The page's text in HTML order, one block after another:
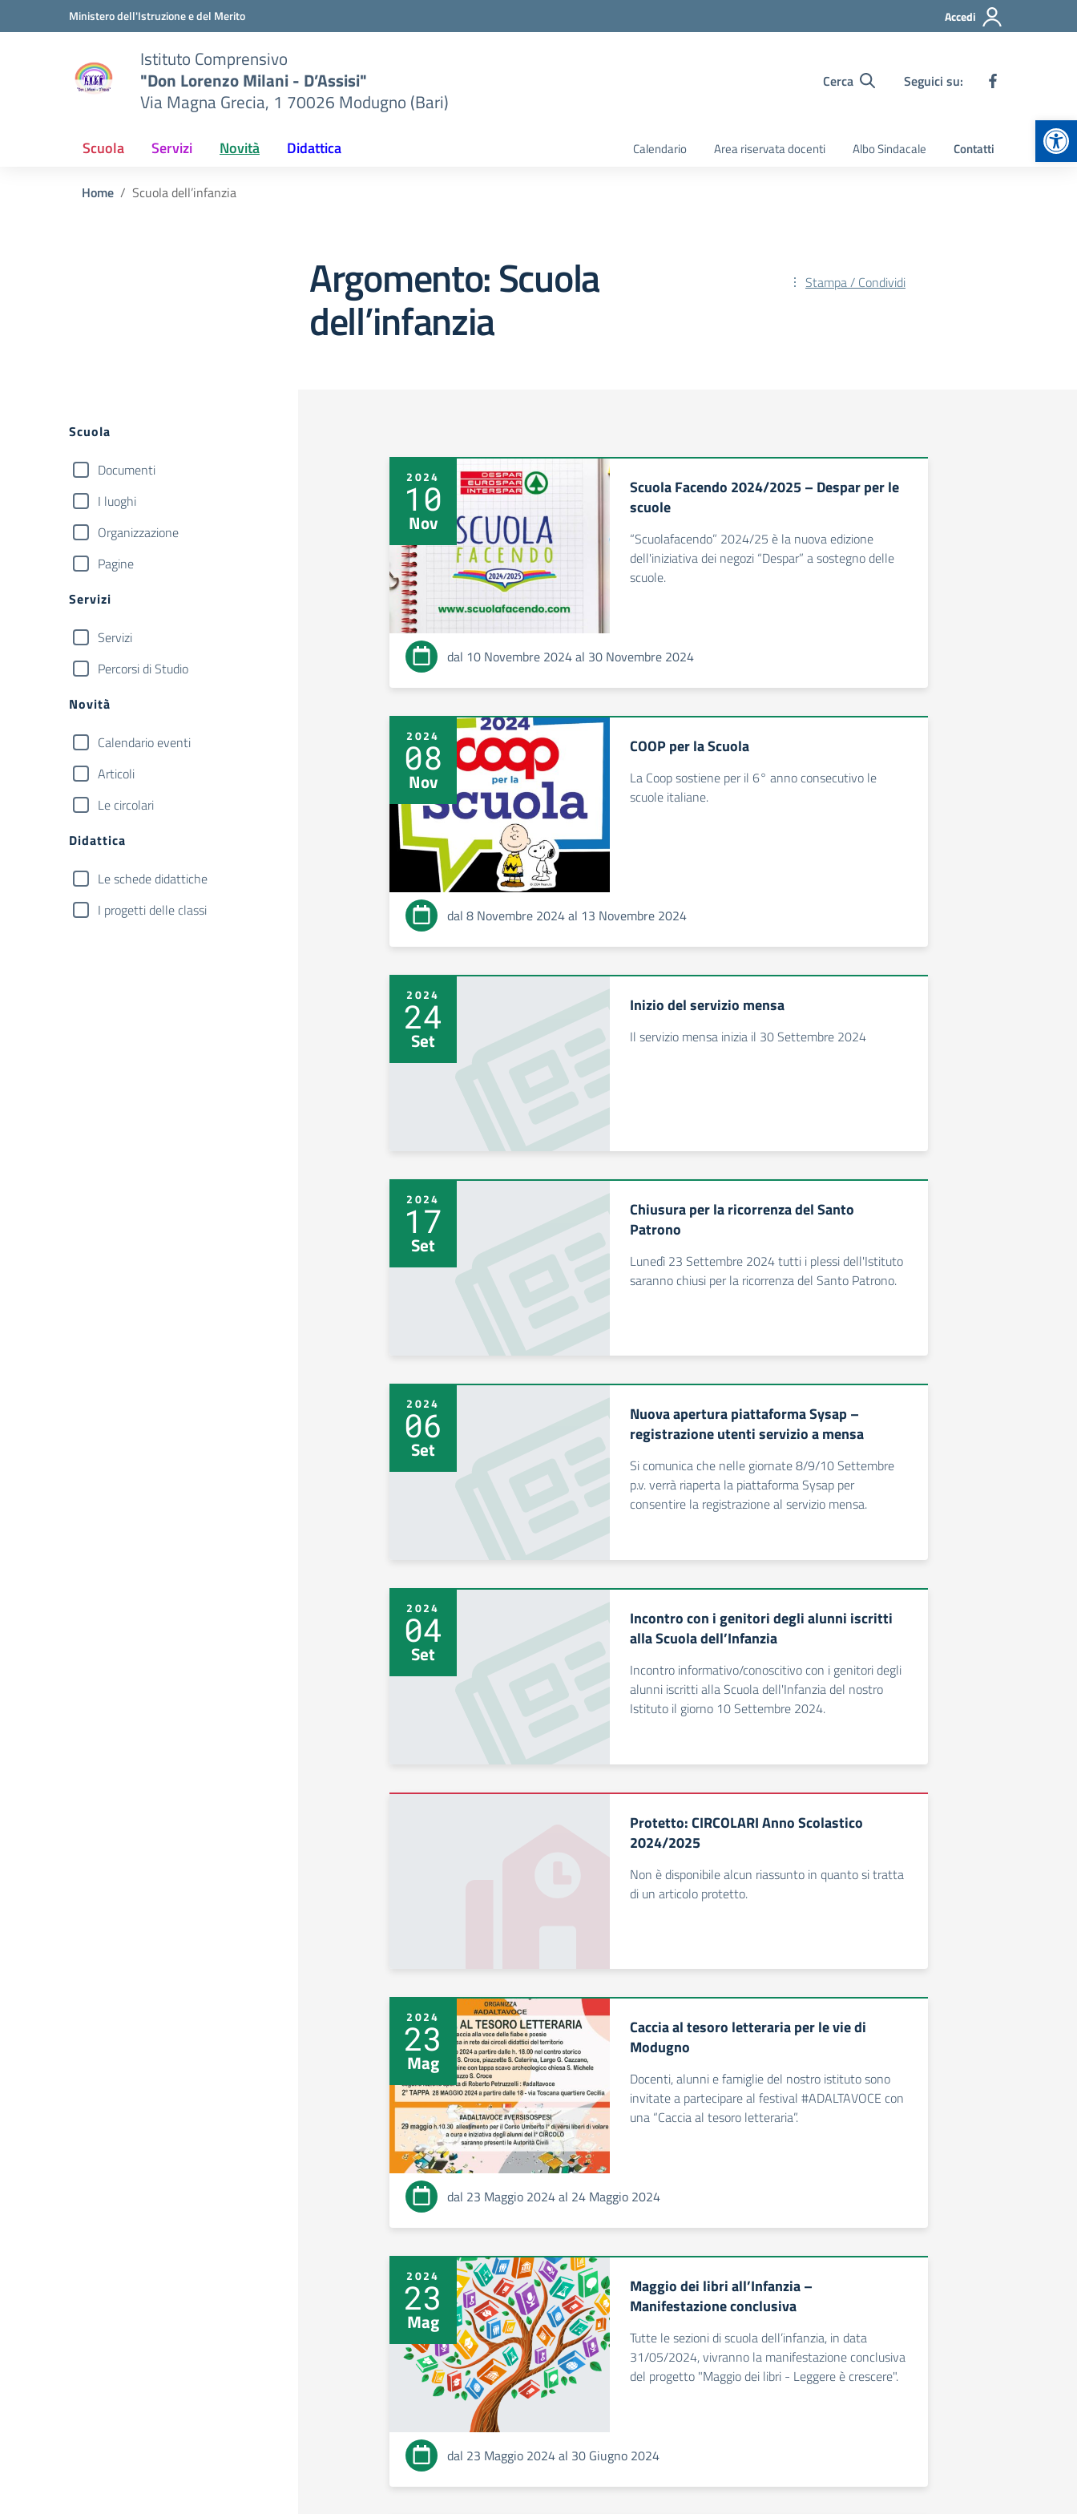
Vai ai contenuti
Vai al menu di navigazioneMinistero dell'Istruzione e del Merito Accedi
Istituto Comprensivo
"Don Lorenzo Milani - D’Assisi"
Via Magna Grecia, 1 70026 Modugno (Bari)
Cerca Seguici su:
Scuola Servizi Novità Didattica Calendario Area riservata docenti Albo Sindacale Contatti
Home Scuola dell’infanzia
Argomento: Scuola
dell’infanzia
Stampa / Condividi
Filtri
Scuola
Documenti
I luoghi
Organizzazione
Pagine
Servizi
Servizi
Percorsi di Studio
Novità
Calendario eventi
Articoli
Le circolari
Didattica
Le schede didattiche
I progetti delle classi
2024
10
Nov
Scuola Facendo 2024/2025 – Despar per le
scuole
“Scuolafacendo” 2024/25 è la nuova edizione
dell'iniziativa dei negozi “Despar” a sostegno delle
scuole.
dal 10 Novembre 2024 al 30 Novembre 2024
2024
08
Nov
COOP per la Scuola
La Coop sostiene per il 6° anno consecutivo le
scuole italiane.
dal 8 Novembre 2024 al 13 Novembre 2024
2024
24
Set
Inizio del servizio mensa
Il servizio mensa inizia il 30 Settembre 2024
2024
17
Set
Chiusura per la ricorrenza del Santo
Patrono
Lunedì 23 Settembre 2024 tutti i plessi dell'Istituto
saranno chiusi per la ricorrenza del Santo Patrono.
2024
06
Set
Nuova apertura piattaforma Sysap –
registrazione utenti servizio a mensa
Si comunica che nelle giornate 8/9/10 Settembre
p.v. verrà riaperta la piattaforma Sysap per
consentire la registrazione al servizio mensa.
2024
04
Set
Incontro con i genitori degli alunni iscritti
alla Scuola dell’Infanzia
Incontro informativo/conoscitivo con i genitori degli
alunni iscritti alla Scuola dell'Infanzia del nostro
Istituto il giorno 10 Settembre 2024.
Protetto: CIRCOLARI Anno Scolastico
2024/2025
Non è disponibile alcun riassunto in quanto si tratta
di un articolo protetto.
2024
23
Mag
Caccia al tesoro letteraria per le vie di
Modugno
Docenti, alunni e famiglie del nostro istituto sono
invitate a partecipare al festival #ADALTAVOCE con
una “Caccia al tesoro letteraria”.
dal 23 Maggio 2024 al 24 Maggio 2024
2024
23
Mag
Maggio dei libri all’Infanzia –
Manifestazione conclusiva
Tutte le sezioni di scuola dell’infanzia, in data
31/05/2024, vivranno la manifestazione conclusiva
del progetto "Maggio dei libri - Leggere è crescere".
dal 23 Maggio 2024 al 30 Giugno 2024